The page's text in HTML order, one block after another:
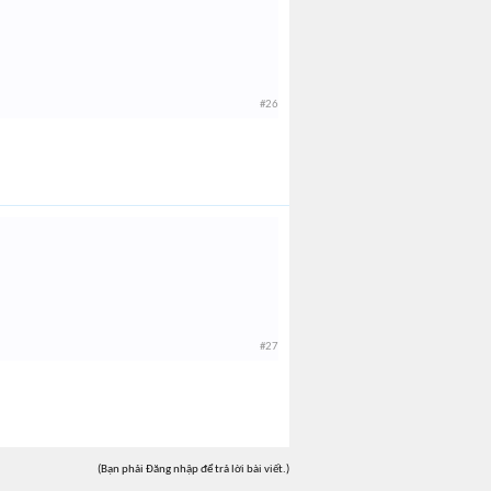
#26
#27
(Bạn phải Đăng nhập để trả lời bài viết.)